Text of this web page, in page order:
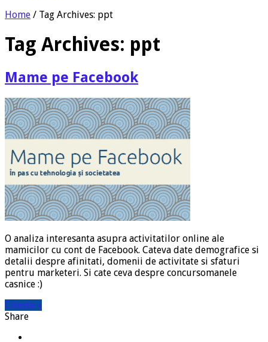
Home / Tag Archives: ppt
Tag Archives: ppt
Mame pe Facebook
O analiza interesanta asupra activitatilor online ale
mamicilor cu cont de Facebook. Cateva date demografice si
detalii despre afinitati, domenii de activitate si sfaturi
pentru marketeri. Si cate ceva despre concursomanele
casnice :)
Citeste »
Share